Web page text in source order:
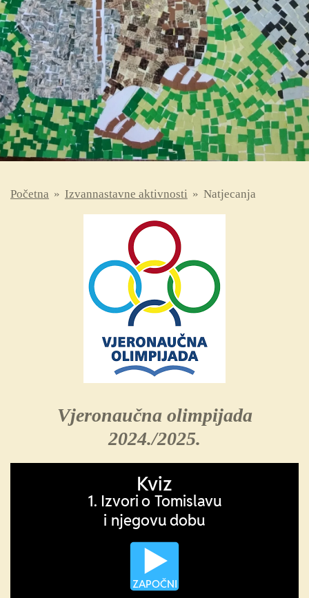
Početna » Izvannastavne aktivnosti » Natjecanja
Vjeronaučna olimpijada
2024./2025.